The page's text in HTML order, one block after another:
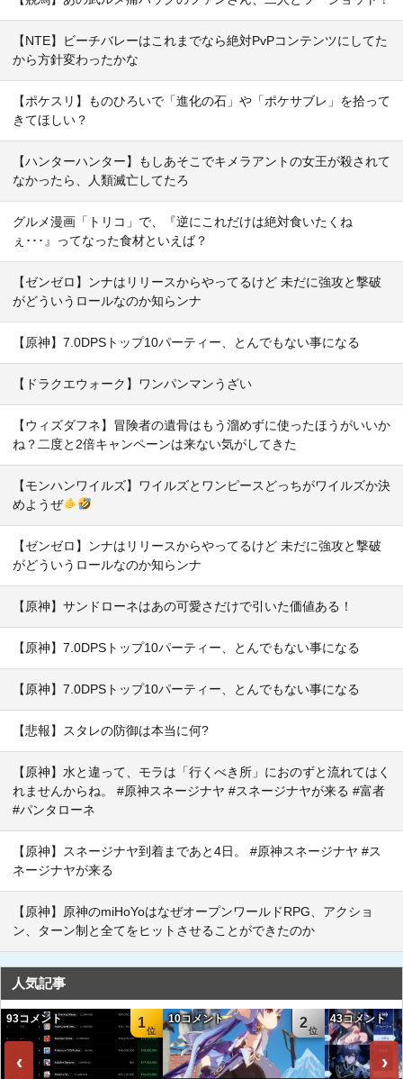
【NTE】ビーチバレーはこれまでなら絶対PvPコンテンツにしてた
から方針変わったかな
【ポケスリ】ものひろいで「進化の石」や「ポケサブレ」を拾って
きてほしい？
【ハンターハンター】もしあそこでキメラアントの女王が殺されて
なかったら、人類滅亡してたろ
グルメ漫画「トリコ」で、『逆にこれだけは絶対食いたくね
ぇ･･･』ってなった食材といえば？
【ゼンゼロ】ンナはリリースからやってるけど 未だに強攻と撃破
がどういうロールなのか知らンナ
【原神】7.0DPSトップ10パーティー、とんでもない事になる
【ドラクエウォーク】ワンパンマンうざい
【ウィズダフネ】冒険者の遺骨はもう溜めずに使ったほうがいいか
ね？二度と2倍キャンペーンは来ない気がしてきた
【モンハンワイルズ】ワイルズとワンピースどっちがワイルズか決
めようぜ
【ゼンゼロ】ンナはリリースからやってるけど 未だに強攻と撃破
がどういうロールなのか知らンナ
【原神】サンドローネはあの可愛さだけで引いた価値ある！
【原神】7.0DPSトップ10パーティー、とんでもない事になる
【原神】7.0DPSトップ10パーティー、とんでもない事になる
【悲報】スタレの防御は本当に何?
【原神】水と違って、モラは「行くべき所」におのずと流れてはく
れませんからね。 #原神スネージナヤ #スネージナヤが来る #富者
#パンタローネ
【原神】スネージナヤ到着まであと4日。 #原神スネージナヤ #ス
ネージナヤが来る
【原神】原神のmiHoYoはなぜオープンワールドRPG、アクショ
ン、ターン制と全てをヒットさせることができたのか
人気記事
‹
1
93コメント 2
10コメント 43コメント
›